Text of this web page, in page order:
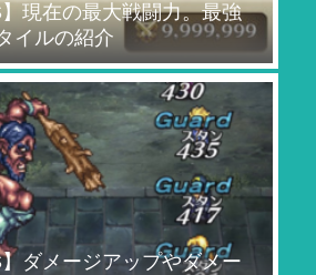
現在の最大戦闘力。最強
イルの紹介
ダメージアップやダメー